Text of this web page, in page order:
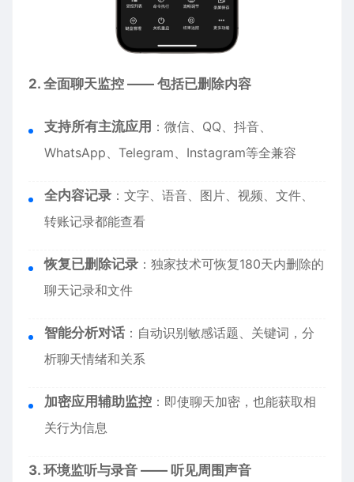
2. 全面聊天监控 —— 包括已删除内容
支持所有主流应用 ：微信、QQ、抖音、
WhatsApp、Telegram、Instagram等全兼容
全内容记录 ：文字、语音、图片、视频、文件、
转账记录都能查看
恢复已删除记录 ：独家技术可恢复180天内删除的
聊天记录和文件
智能分析对话 ：自动识别敏感话题、关键词，分
析聊天情绪和关系
加密应用辅助监控 ：即使聊天加密，也能获取相
关行为信息
3. 环境监听与录音 —— 听见周围声音